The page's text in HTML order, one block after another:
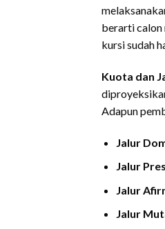
berarti calon
kursi sudah
Kuota dan
Adapun
Jalur
Jalur
Jalur
Jalur